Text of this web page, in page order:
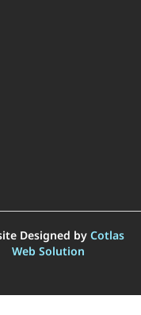
Designed by Cotlas
Web Solution